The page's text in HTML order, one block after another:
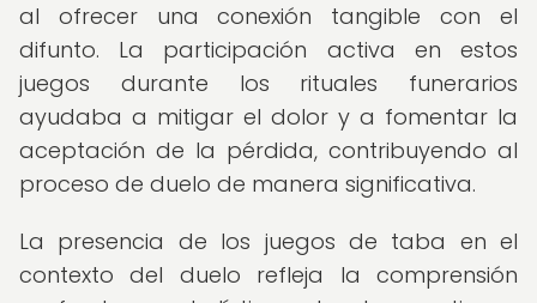
al ofrecer una conexión tangible con el
difunto. La participación activa en estos
juegos durante los rituales funerarios
ayudaba a mitigar el dolor y a fomentar la
aceptación de la pérdida, contribuyendo al
proceso de duelo de manera significativa.
La presencia de los juegos de taba en el
contexto del duelo refleja la comprensión